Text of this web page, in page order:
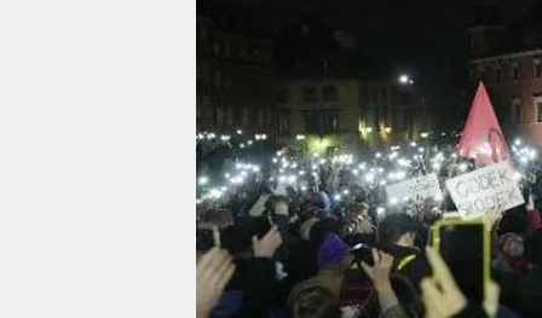
veranstaltungen
fragen & hilfe
unterstützen
abo
genossenschaft